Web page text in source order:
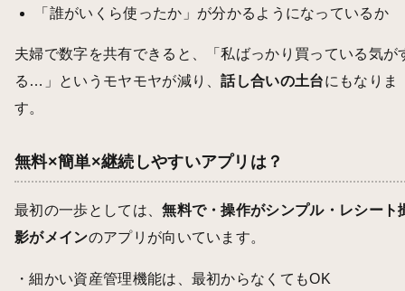
「誰がいくら使ったか」が分かるようになっているか
夫婦で数字を共有できると、「私ばっかり買っている気が
る…」というモヤモヤが減り、話し合いの土台にもなりま
す。
無料×簡単×継続しやすいアプリは？
最初の一歩としては、無料で・操作がシンプル・レシート
影がメインのアプリが向いています。
・細かい資産管理機能は、最初からなくてもOK